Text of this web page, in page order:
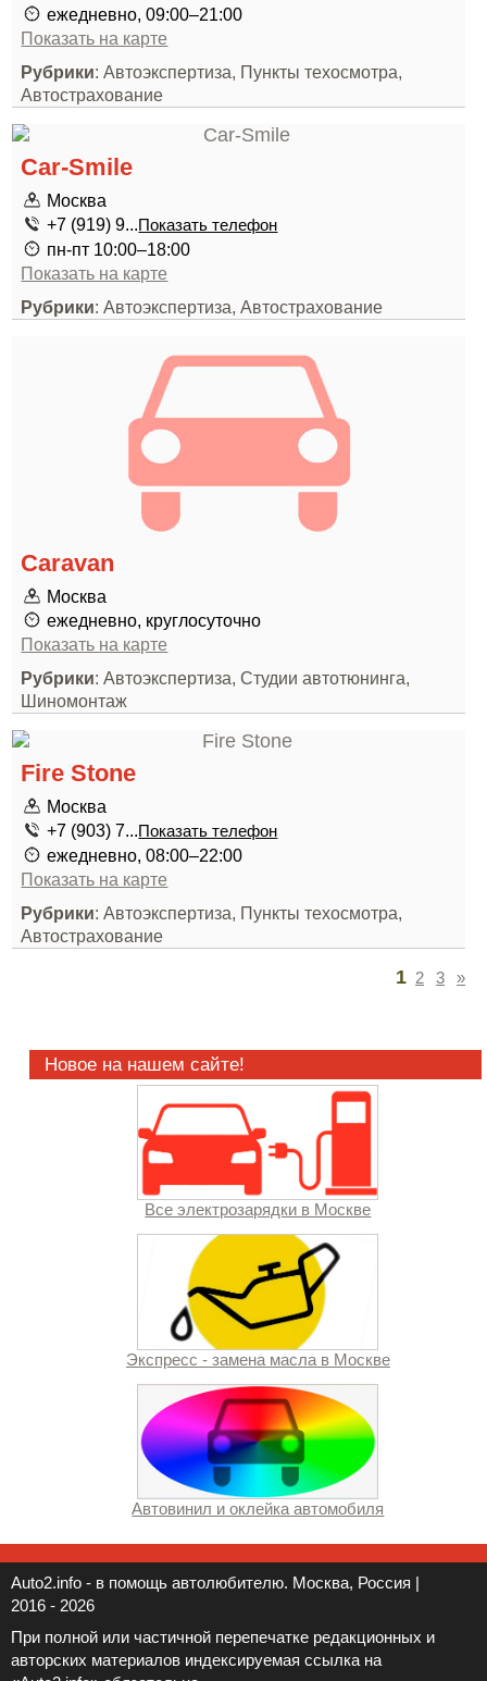
ежедневно, 09:00–21:00
Показать на карте
Рубрики: Автоэкспертиза, Пункты техосмотра,
Автострахование
Car-Smile
Москва
+7 (919) 9...Показать телефон
пн-пт 10:00–18:00
Показать на карте
Рубрики: Автоэкспертиза, Автострахование
Caravan
Москва
ежедневно, круглосуточно
Показать на карте
Рубрики: Автоэкспертиза, Студии автотюнинга,
Шиномонтаж
Fire Stone
Москва
+7 (903) 7...Показать телефон
ежедневно, 08:00–22:00
Показать на карте
Рубрики: Автоэкспертиза, Пункты техосмотра,
Автострахование
1 2 3 »
Новое на нашем сайте!
Все электрозарядки в Москве
Экспресс - замена масла в Москве
Автовинил и оклейка автомобиля
Auto2.info - в помощь автолюбителю. Москва, Россия |
2016 - 2026
При полной или частичной перепечатке редакционных и
авторских материалов индексируемая ссылка на